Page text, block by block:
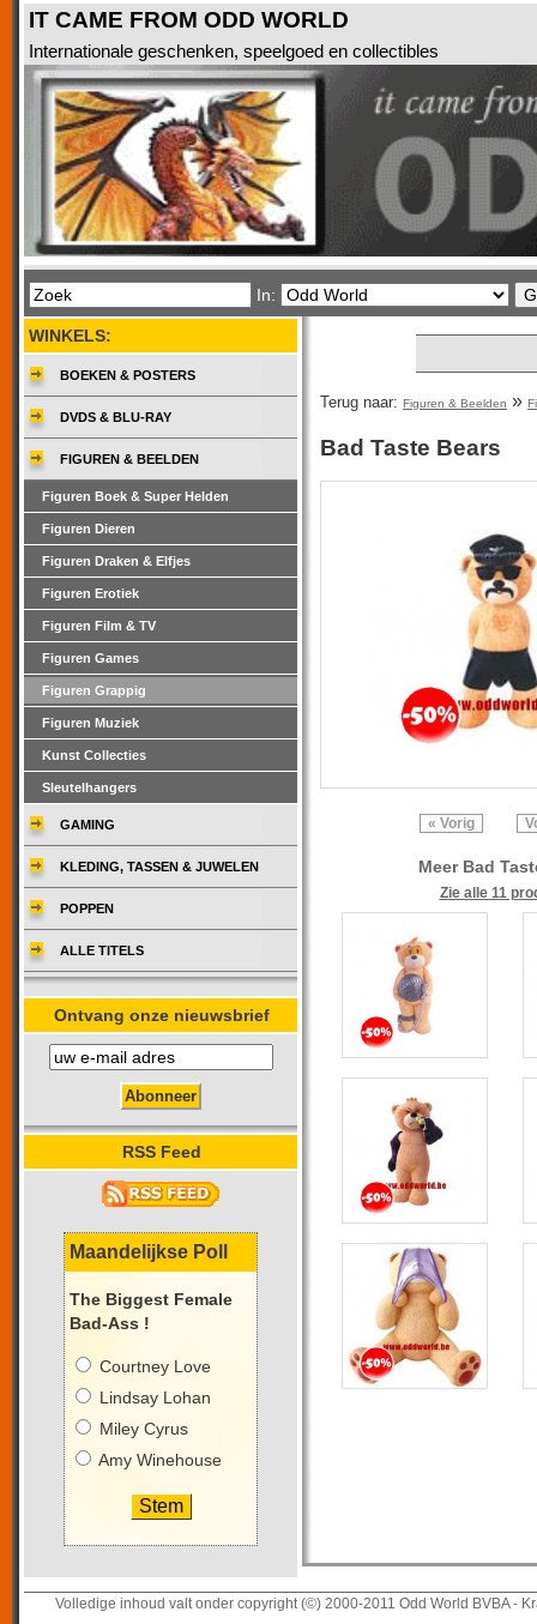
IT CAME FROM ODD WORLD
Internationale geschenken, speelgoed en collectibles
In:
Terug naar: Figuren & Beelden »
Bad Taste Bears
« Vorig
Meer Bad
Zie alle 11
WINKELS:
BOEKEN & POSTERS
DVDS & BLU-RAY
FIGUREN & BEELDEN
Figuren Boek & Super Helden
Figuren Dieren
Figuren Draken & Elfjes
Figuren Erotiek
Figuren Film & TV
Figuren Games
Figuren Grappig
Figuren Muziek
Kunst Collecties
Sleutelhangers
GAMING
KLEDING, TASSEN & JUWELEN
POPPEN
ALLE TITELS
Ontvang onze nieuwsbrief
RSS Feed
Maandelijkse Poll
The Biggest Female
Bad-Ass !
Courtney Love
Lindsay Lohan
Miley Cyrus
Amy Winehouse
Volledige inhoud valt onder copyright (©) 2000-2011 Odd World BVBA -